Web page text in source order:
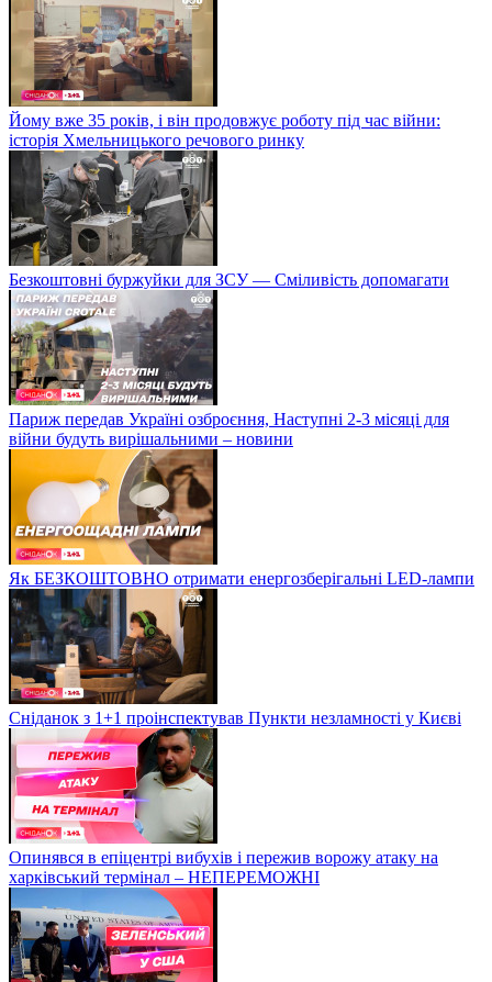
Йому вже 35 років, і він продовжує роботу під час війни:
історія Хмельницького речового ринку
Безкоштовні буржуйки для ЗСУ — Сміливість допомагати
Париж передав Україні озброєння, Наступні 2-3 місяці для
війни будуть вирішальними – новини
Як БЕЗКОШТОВНО отримати енергозберігальні LED-лампи
Сніданок з 1+1 проінспектував Пункти незламності у Києві
Опинявся в епіцентрі вибухів і пережив ворожу атаку на
харківський термінал – НЕПЕРЕМОЖНІ